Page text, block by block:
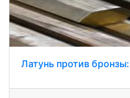
Латунь против